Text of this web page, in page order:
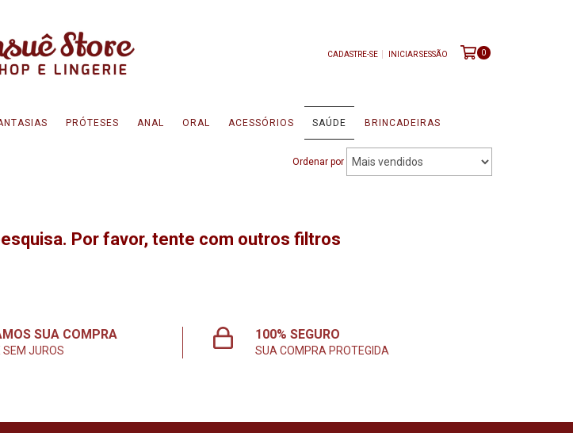
CADASTRE-SE INICIAR SESSÃO 0
PRÓTESES ANAL ORAL ACESSÓRIOS SAÚDE BRINCADEIRAS
Ordenar por
Por favor, tente com outros filtros
SUA COMPRA
SEM JUROS
100% SEGURO
SUA COMPRA PROTEGIDA